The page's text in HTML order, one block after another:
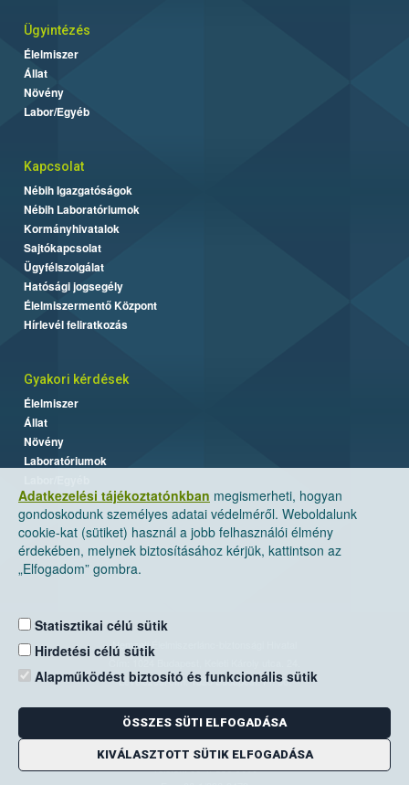
Adatkezelési tájékoztatónkban megismerheti, hogyan
gondoskodunk személyes adatai védelméről. Weboldalunk
cookie-kat (sütiket) használ a jobb felhasználói élmény
érdekében, melynek biztosításához kérjük, kattintson az
„Elfogadom” gombra.
Statisztikai célú sütik
Hirdetési célú sütik
Alapműködést biztosító és funkcionális sütik
ÖSSZES SÜTI ELFOGADÁSA
KIVÁLASZTOTT SÜTIK ELFOGADÁSA
Ügyintézés
Élelmiszer
Állat
Növény
Labor/Egyéb
Kapcsolat
Nébih Igazgatóságok
Nébih Laboratóriumok
Kormányhivatalok
Sajtókapcsolat
Ügyfélszolgálat
Hatósági jogsegély
Élelmiszermentő Központ
Hírlevél feliratkozás
Gyakori kérdések
Élelmiszer
Állat
Növény
Laboratóriumok
Nemzeti Élelmiszerlánc-biztonsági Hivatal
Levelezési cím: 1525 Budapest. Pf. 30.
E-mail:ugyfelszolgalat@nebih.gov.hu
Zöld szám: 06-80/263-244
Telefon: 06-1/ 336-9000